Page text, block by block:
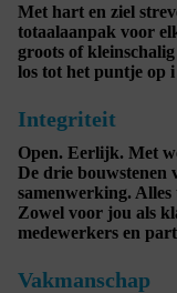
Met hart en ziel
totaalaanpak voor
groots of
los tot het puntje op i
Integriteit
Open. Eerlijk. Met
De drie bouwstenen
samenwerking.
Zowel voor jou als
medewerkers en
Vakmanschap